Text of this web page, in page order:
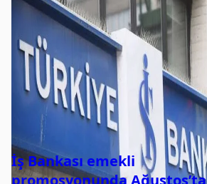
İş Bankası emekli
promosyonunda Ağustos’ta